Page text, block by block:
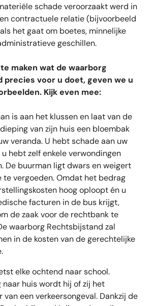
schade veroorzaakt werd in
contractuele relatie (bijvoorbeeld
het gaat om boetes, minnelijke
geschillen.
maken wat de waarborg
precies voor u doet, geven we u
Kijk even mee:
is aan het klussen en laat van de
van zijn huis een bloembak
veranda. U hebt schade aan uw
hebt zelf enkele verwondingen
De buurman ligt dwars en weigert
te vergoeden. Omdat het bedrag
hoog oploopt én u
facturen in de bus krijgt,
de zaak voor de rechtbank te
waarborg Rechtsbijstand zal
in de kosten van de gerechtelijke
elke ochtend naar school.
naar huis wordt hij of zij het
van een verkeersongeval. Dankzij de